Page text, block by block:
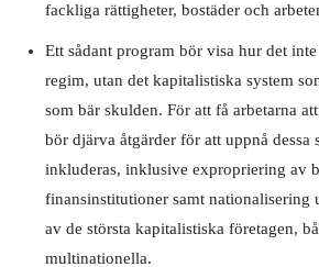
fackliga rättigheter, bostäder och
Ett sådant program bör visa hur det
regim, utan det kapitalistiska system
som bär skulden. För att få arbetarna
bör djärva åtgärder för att uppnå dessa
inkluderas, inklusive expropriering av
finansinstitutioner samt nationalisering
av de största kapitalistiska företagen,
multinationella.